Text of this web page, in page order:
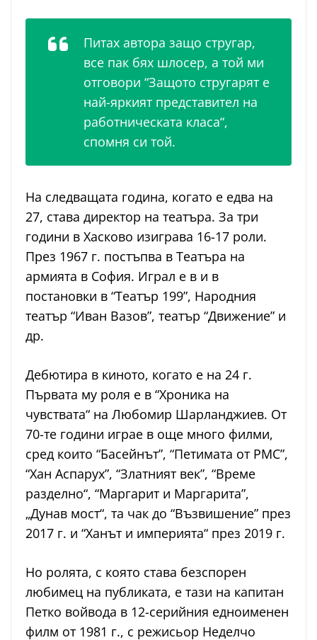
Питах автора защо стругар,
все пак бях шлосер, а той ми
отговори “Защото стругарят е
най-яркият представител на
работническата класа“,
спомня си той.
На следващата година, когато е едва на
27, става директор на театъра. За три
години в Хасково изиграва 16-17 роли.
През 1967 г. постъпва в Театъра на
армията в София. Играл е в и в
постановки в “Театър 199”, Народния
театър “Иван Вазов”, театър “Движение” и
др.
Дебютира в киното, когато е на 24 г.
Първата му роля е в “Хроника на
чувствата“ на Любомир Шарланджиев. От
70-те години играе в още много филми,
сред които “Басейнът”, “Петимата от РМС”,
“Хан Аспарух”, “Златният век”, “Време
разделно“, “Маргарит и Маргарита”,
„Дунав мост“, та чак до “Възвишение” през
2017 г. и “Ханът и империята“ през 2019 г.
Но ролята, с която става безспорен
любимец на публиката, е тази на капитан
Петко войвода в 12-серийния едноименен
филм от 1981 г., с режисьор Неделчо